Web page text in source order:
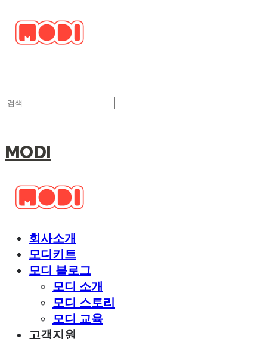
MODI
회사소개
모디키트
모디 블로그
모디 소개
모디 스토리
모디 교육
고객지원